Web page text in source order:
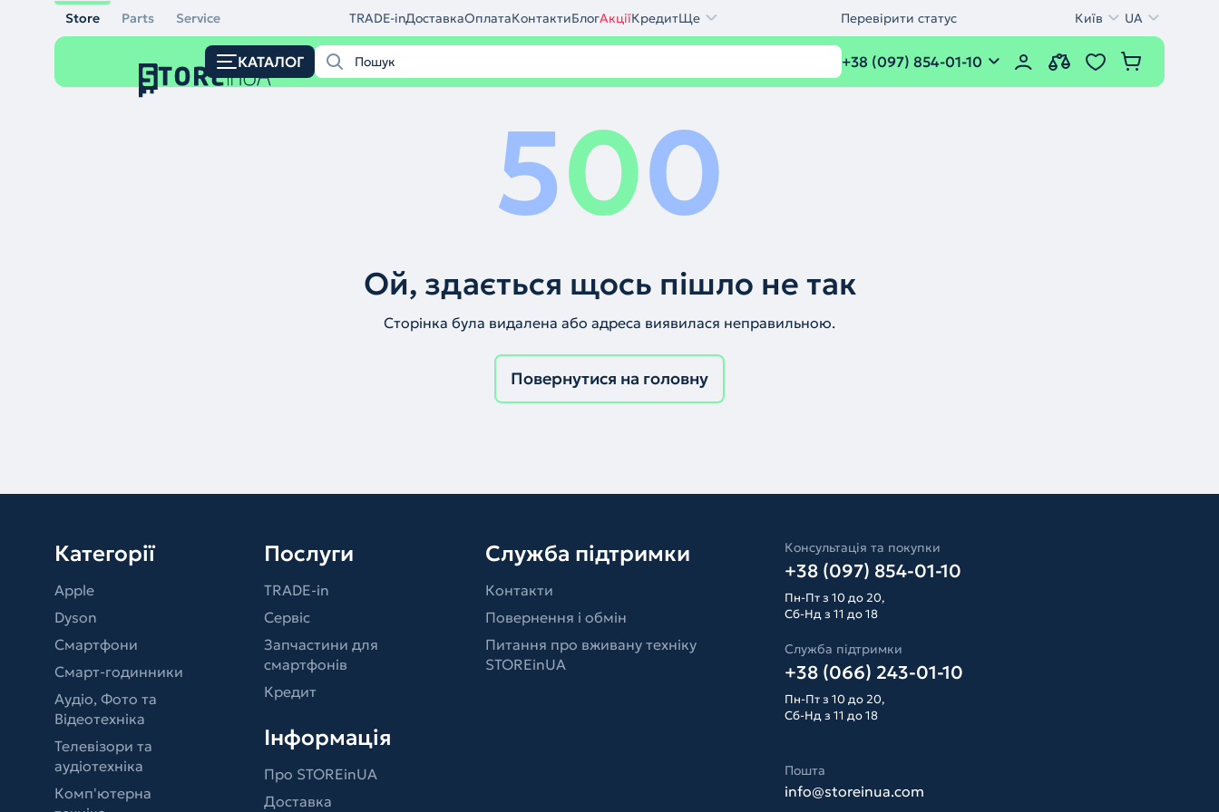
Store Parts Service TRADE-inДоставкаОплатаКонтактиБлогАкціїКредитЩе Перевірити статус Київ UA
КАТАЛОГ +38 (097) 854-01-10
500
Ой, здається щось пішло не так
Сторінка була видалена або адреса виявилася неправильною.
Повернутися на головну
Категорії
Apple
Dyson
Смартфони
Смарт-годинники
Аудіо, Фото та
Відеотехніка
Телевізори та
аудіотехніка
Комп'ютерна
Послуги
TRADE-in
Сервіс
Запчастини для
смартфонів
Кредит
Інформація
Про STOREinUA
Доставка
Служба підтримки
Контакти
Повернення і обмін
Питання про вживану техніку
STOREinUA
Консультація та покупки
+38 (097) 854-01-10
Пн-Пт з 10 до 20,
Сб-Нд з 11 до 18
Служба підтримки
+38 (066) 243-01-10
Пн-Пт з 10 до 20,
Сб-Нд з 11 до 18
Пошта
info@storeinua.com